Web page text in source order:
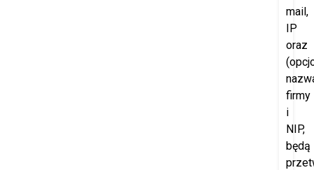
mail,
IP
oraz
firmy
i
NIP,
będą